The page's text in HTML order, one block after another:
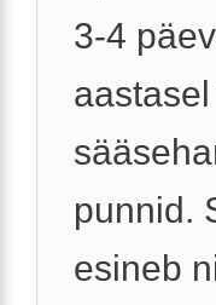
3-4
punnid.
esineb